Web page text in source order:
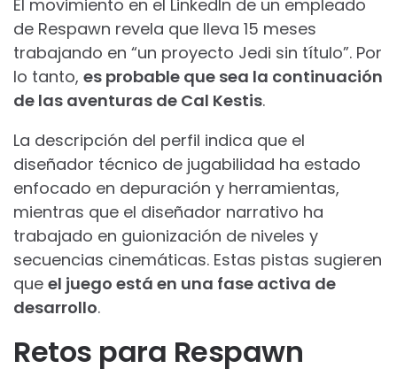
El movimiento en el LinkedIn de un empleado
de Respawn revela que lleva 15 meses
trabajando en “un proyecto Jedi sin título”. Por
lo tanto, es probable que sea la continuación
de las aventuras de Cal Kestis.
La descripción del perfil indica que el
diseñador técnico de jugabilidad ha estado
enfocado en depuración y herramientas,
mientras que el diseñador narrativo ha
trabajado en guionización de niveles y
secuencias cinemáticas. Estas pistas sugieren
que el juego está en una fase activa de
desarrollo.
Retos para Respawn